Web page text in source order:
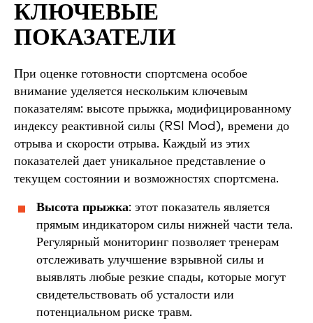
КЛЮЧЕВЫЕ
ПОКАЗАТЕЛИ
При оценке готовности спортсмена особое
внимание уделяется нескольким ключевым
показателям: высоте прыжка, модифицированному
индексу реактивной силы (RSI Mod), времени до
отрыва и скорости отрыва. Каждый из этих
показателей дает уникальное представление о
текущем состоянии и возможностях спортсмена.
Высота прыжка: этот показатель является
прямым индикатором силы нижней части тела.
Регулярный мониторинг позволяет тренерам
отслеживать улучшение взрывной силы и
выявлять любые резкие спады, которые могут
свидетельствовать об усталости или
потенциальном риске травм.